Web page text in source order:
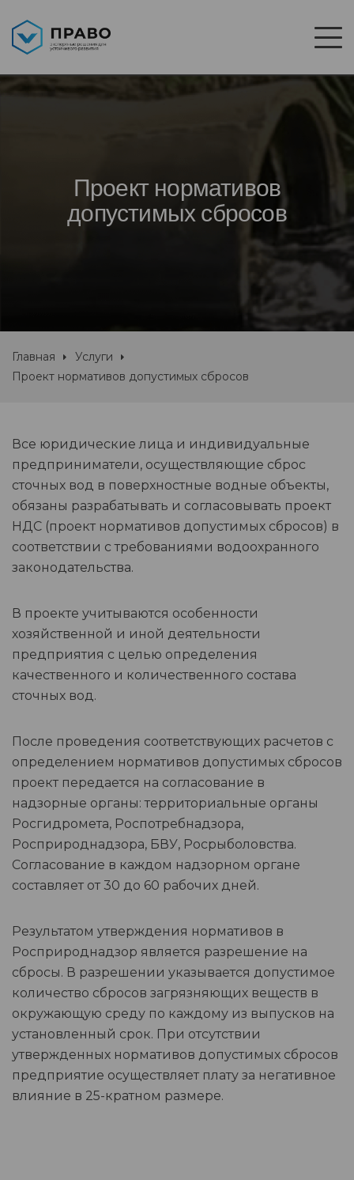
Проект нормативов
допустимых сбросов
Главная
Услуги
Проект нормативов допустимых сбросов
Все юридические лица и индивидуальные
предприниматели, осуществляющие сброс
сточных вод в поверхностные водные объекты,
обязаны разрабатывать и согласовывать проект
НДС (проект нормативов допустимых сбросов) в
соответствии с требованиями водоохранного
законодательства.
В проекте учитываются особенности
хозяйственной и иной деятельности
предприятия с целью определения
качественного и количественного состава
сточных вод.
После проведения соответствующих расчетов с
определением нормативов допустимых сбросов
проект передается на согласование в
надзорные органы: территориальные органы
Росгидромета, Роспотребнадзора,
Росприроднадзора, БВУ, Росрыболовства.
Согласование в каждом надзорном органе
составляет от 30 до 60 рабочих дней.
Результатом утверждения нормативов в
Росприроднадзор является разрешение на
сбросы. В разрешении указывается допустимое
количество сбросов загрязняющих веществ в
окружающую среду по каждому из выпусков на
установленный срок. При отсутствии
утвержденных нормативов допустимых сбросов
предприятие осуществляет плату за негативное
влияние в 25-кратном размере.